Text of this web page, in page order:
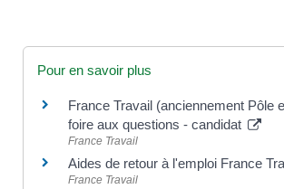
Pour en savoir plus
France Travail (anciennement Pôle
foire aux questions - candidat
France Travail
Aides de retour à l'emploi France
France Travail